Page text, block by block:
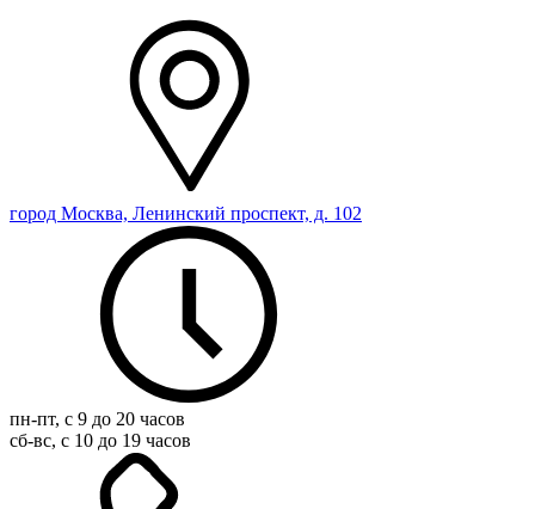
город Москва, Ленинский проспект, д. 102
пн-пт, с 9 до 20 часов
сб-вс, с 10 до 19 часов